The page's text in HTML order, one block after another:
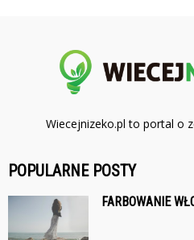
Wiecejnizeko.pl to portal o
POPULARNE POSTY
FARBOWANIE